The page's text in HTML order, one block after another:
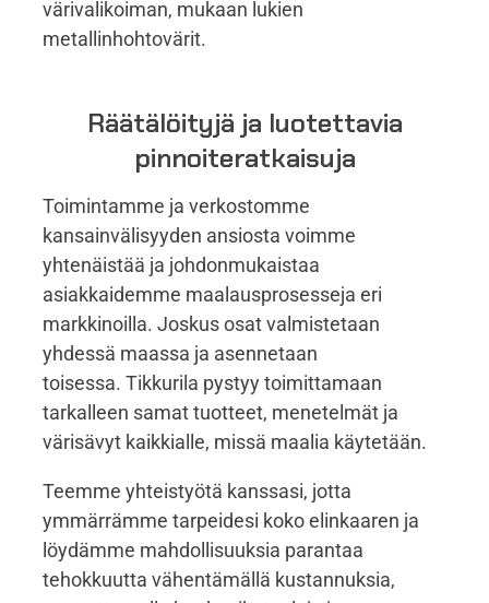
värivalikoiman, mukaan lukien
metallinhohtovärit.
Räätälöityjä ja luotettavia
pinnoiteratkaisuja
Toimintamme ja verkostomme
kansainvälisyyden ansiosta voimme
yhtenäistää ja johdonmukaistaa
asiakkaidemme maalausprosesseja eri
markkinoilla. Joskus osat valmistetaan
yhdessä maassa ja asennetaan
toisessa. Tikkurila pystyy toimittamaan
tarkalleen samat tuotteet, menetelmät ja
värisävyt kaikkialle, missä maalia käytetään.
Teemme yhteistyötä kanssasi, jotta
ymmärrämme tarpeidesi koko elinkaaren ja
löydämme mahdollisuuksia parantaa
tehokkuutta vähentämällä kustannuksia,